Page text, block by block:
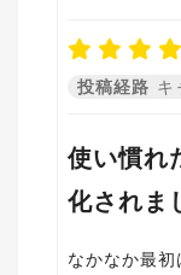
投稿経路 キ
使い慣れ
化されま
なかなか最